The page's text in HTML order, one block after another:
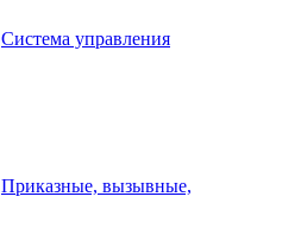
Система управления
Приказные, вызывные,